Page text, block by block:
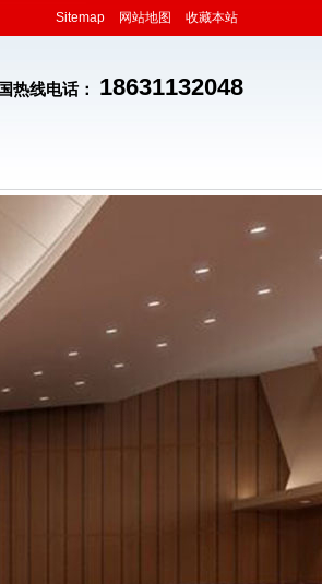
Sitemap 网站地图 收藏本站
热线电话： 18631132048